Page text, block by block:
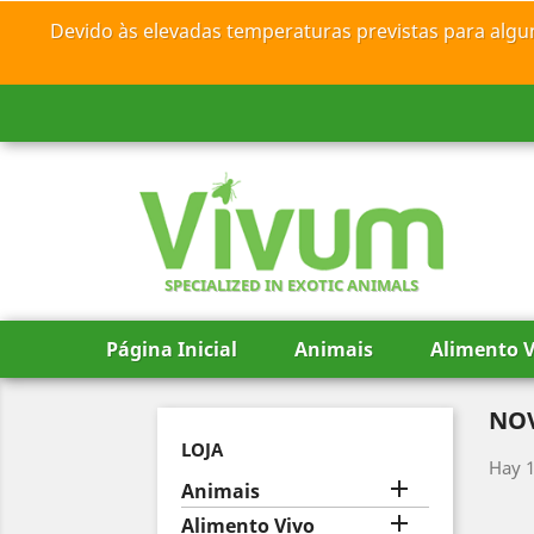
Devido às elevadas temperaturas previstas para
SPECIALIZED IN EXOTIC ANIMALS
Página Inicial Animais Alimento
LOJA
Animais 
Alimento Vivo 
Hay